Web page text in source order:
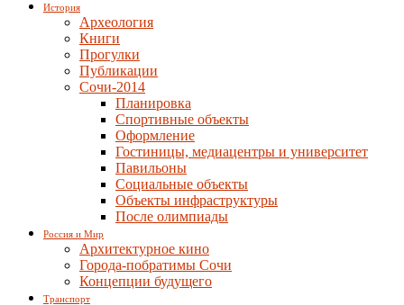
История
Археология
Книги
Прогулки
Публикации
Сочи-2014
Планировка
Спортивные объекты
Оформление
Гостиницы, медиацентры и университет
Павильоны
Социальные объекты
Объекты инфраструктуры
После олимпиады
Россия и Мир
Архитектурное кино
Города-побратимы Сочи
Концепции будущего
Транспорт